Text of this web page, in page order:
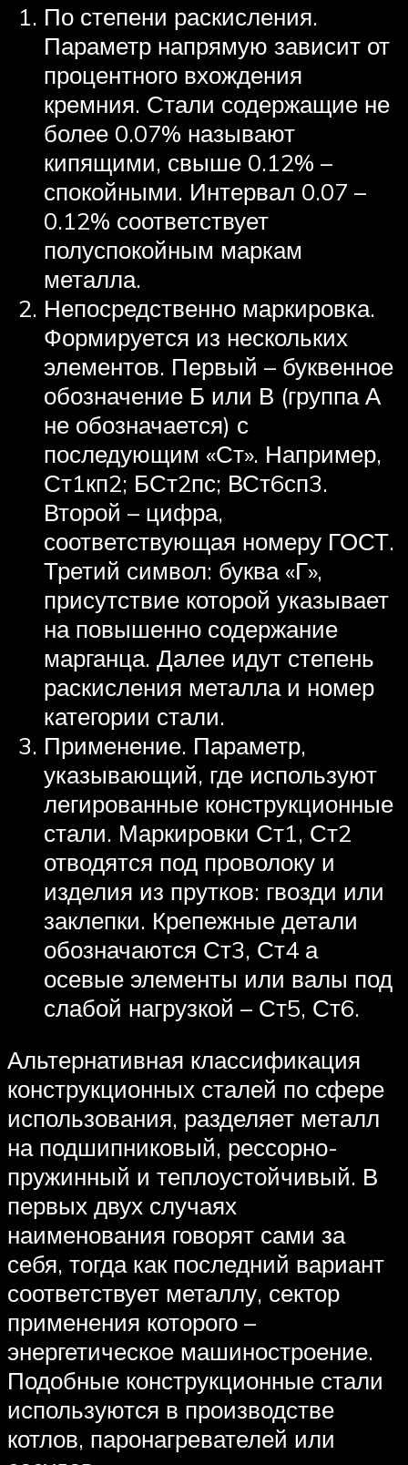
По степени раскисления.
Параметр напрямую зависит от
процентного вхождения
кремния. Стали содержащие не
более 0.07% называют
кипящими, свыше 0.12% –
спокойными. Интервал 0.07 –
0.12% соответствует
полуспокойным маркам
металла.
Непосредственно маркировка.
Формируется из нескольких
элементов. Первый – буквенное
обозначение Б или В (группа А
не обозначается) с
последующим «Ст». Например,
Ст1кп2; БСт2пс; ВСт6сп3.
Второй – цифра,
соответствующая номеру ГОСТ.
Третий символ: буква «Г»,
присутствие которой указывает
на повышенно содержание
марганца. Далее идут степень
раскисления металла и номер
категории стали.
Применение. Параметр,
указывающий, где используют
легированные конструкционные
стали. Маркировки Ст1, Ст2
отводятся под проволоку и
изделия из прутков: гвозди или
заклепки. Крепежные детали
обозначаются Ст3, Ст4 а
осевые элементы или валы под
слабой нагрузкой – Ст5, Ст6.
Альтернативная классификация
конструкционных сталей по сфере
использования, разделяет металл
на подшипниковый, рессорно-
пружинный и теплоустойчивый. В
первых двух случаях
наименования говорят сами за
себя, тогда как последний вариант
соответствует металлу, сектор
применения которого –
энергетическое машиностроение.
Подобные конструкционные стали
используются в производстве
котлов, паронагревателей или